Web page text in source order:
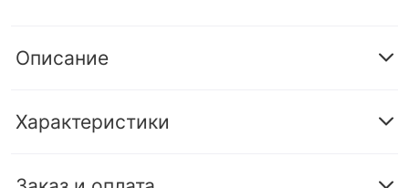
Описание
Характеристики